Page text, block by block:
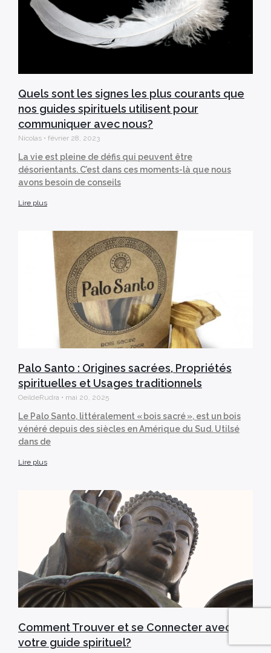
Quels sont les signes les plus courants que
nos guides spirituels utilisent pour
communiquer avec nous?
Nicolas février 28, 2023
La vie est pleine de défis qui peuvent être
désorientants. C’est dans ces moments-là que nous
avons besoin de conseils
Lire plus
Palo Santo : Origines sacrées, Propriétés
spirituelles et Usages traditionnels
OeildeRudra mai 20, 2025
Le Palo Santo, littéralement « bois sacré », est un bois
vénéré depuis des siècles en Amérique du Sud. Utilsé
dans de
Lire plus
Comment Trouver et se Connecter avec
votre guide spirituel?